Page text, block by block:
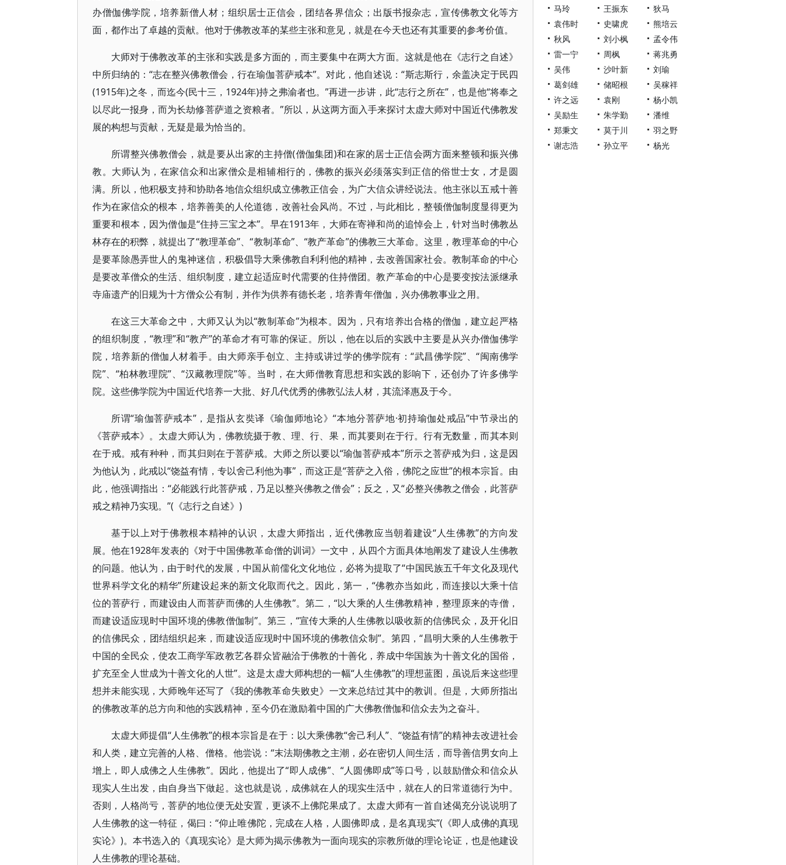
办僧伽佛学院，培养新僧人材；组织居士正信会，团结各界信众；出版书报杂志，宣传佛教文化等方
面，都作出了卓越的贡献。他对于佛教改革的某些主张和意见，就是在今天也还有其重要的参考价值。
大师对于佛教改革的主张和实践是多方面的，而主要集中在两大方面。这就是他在《志行之自述》
中所归纳的：“志在整兴佛教僧会，行在瑜伽菩萨戒本”。对此，他自述说：“斯志斯行，余盖决定于民四
(1915年)之冬，而迄今(民十三，1924年)持之弗渝者也。”再进一步讲，此“志行之所在”，也是他“将奉之
以尽此一报身，而为长劫修菩萨道之资粮者。”所以，从这两方面入手来探讨太虚大师对中国近代佛教发
展的构想与贡献，无疑是最为恰当的。
所谓整兴佛教僧会，就是要从出家的主持僧(僧伽集团)和在家的居士正信会两方面来整顿和振兴佛
教。大师认为，在家信众和出家僧众是相辅相行的，佛教的振兴必须落实到正信的俗世士女，才是圆
满。所以，他积极支持和协助各地信众组织成立佛教正信会，为广大信众讲经说法。他主张以五戒十善
作为在家信众的根本，培养善美的人伦道德，改善社会风尚。不过，与此相比，整顿僧伽制度显得更为
重要和根本，因为僧伽是“住持三宝之本”。早在1913年，大师在寄禅和尚的追悼会上，针对当时佛教丛
林存在的积弊，就提出了“教理革命”、“教制革命”、“教产革命”的佛教三大革命。这里，教理革命的中心
是要革除愚弄世人的鬼神迷信，积极倡导大乘佛教自利利他的精神，去改善国家社会。教制革命的中心
是要改革僧众的生活、组织制度，建立起适应时代需要的住持僧团。教产革命的中心是要变按法派继承
寺庙遗产的旧规为十方僧众公有制，并作为供养有德长老，培养青年僧伽，兴办佛教事业之用。
在这三大革命之中，大师又认为以“教制革命”为根本。因为，只有培养出合格的僧伽，建立起严格
的组织制度，“教理”和“教产”的革命才有可靠的保证。所以，他在以后的实践中主要是从兴办僧伽佛学
院，培养新的僧伽人材着手。由大师亲手创立、主持或讲过学的佛学院有：“武昌佛学院”、“闽南佛学
院”、“柏林教理院”、“汉藏教理院”等。当时，在大师僧教育思想和实践的影响下，还创办了许多佛学
院。这些佛学院为中国近代培养一大批、好几代优秀的佛教弘法人材，其流泽惠及于今。
所谓“瑜伽菩萨戒本”，是指从玄奘译《瑜伽师地论》“本地分菩萨地·初持瑜伽处戒品”中节录出的
《菩萨戒本》。太虚大师认为，佛教统摄于教、理、行、果，而其要则在于行。行有无数量，而其本则
在于戒。戒有种种，而其归则在于菩萨戒。大师之所以要以“瑜伽菩萨戒本”所示之菩萨戒为归，这是因
为他认为，此戒以“饶益有情，专以舍己利他为事”，而这正是“菩萨之入俗，佛陀之应世”的根本宗旨。由
此，他强调指出：“必能践行此菩萨戒，乃足以整兴佛教之僧会”；反之，又“必整兴佛教之僧会，此菩萨
戒之精神乃实现。”(《志行之自述》)
基于以上对于佛教根本精神的认识，太虚大师指出，近代佛教应当朝着建设“人生佛教”的方向发
展。他在1928年发表的《对于中国佛教革命僧的训词》一文中，从四个方面具体地阐发了建设人生佛教
的问题。他认为，由于时代的发展，中国从前儒化文化地位，必将为提取了“中国民族五千年文化及现代
世界科学文化的精华”所建设起来的新文化取而代之。因此，第一，“佛教亦当如此，而连接以大乘十信
位的菩萨行，而建设由人而菩萨而佛的人生佛教”。第二，“以大乘的人生佛教精神，整理原来的寺僧，
而建设适应现时中国环境的佛教僧伽制”。第三，“宣传大乘的人生佛教以吸收新的信佛民众，及开化旧
的信佛民众，团结组织起来，而建设适应现时中国环境的佛教信众制”。第四，“昌明大乘的人生佛教于
中国的全民众，使农工商学军政教艺各群众皆融洽于佛教的十善化，养成中华国族为十善文化的国俗，
扩充至全人世成为十善文化的人世”。这是太虚大师构想的一幅“人生佛教”的理想蓝图，虽说后来这些理
想并未能实现，大师晚年还写了《我的佛教革命失败史》一文来总结过其中的教训。但是，大师所指出
的佛教改革的总方向和他的实践精神，至今仍在激励着中国的广大佛教僧伽和信众去为之奋斗。
太虚大师提倡“人生佛教”的根本宗旨是在于：以大乘佛教“舍己利人”、“饶益有情”的精神去改进社会
和人类，建立完善的人格、僧格。他尝说：“末法期佛教之主潮，必在密切人间生活，而导善信男女向上
增上，即人成佛之人生佛教”。因此，他提出了“即人成佛”、“人圆佛即成”等口号，以鼓励僧众和信众从
现实人生出发，由自身当下做起。这也就是说，成佛就在人的现实生活中，就在人的日常道德行为中。
否则，人格尚亏，菩萨的地位便无处安置，更谈不上佛陀果成了。太虚大师有一首自述偈充分说说明了
人生佛教的这一特征，偈曰：“仰止唯佛陀，完成在人格，人圆佛即成，是名真现实”(《即人成佛的真现
实论》)。本书选入的《真现实论》是大师为揭示佛教为一面向现实的宗教所做的理论论证，也是他建设
人生佛教的理论基础。
马玲
王振东
狄马
袁伟时
史啸虎
熊培云
秋风
刘小枫
孟令伟
雷一宁
周枫
蒋兆勇
吴伟
沙叶新
刘瑜
葛剑雄
储昭根
吴稼祥
许之远
袁刚
杨小凯
吴励生
朱学勤
潘维
郑秉文
莫于川
羽之野
谢志浩
孙立平 杨光